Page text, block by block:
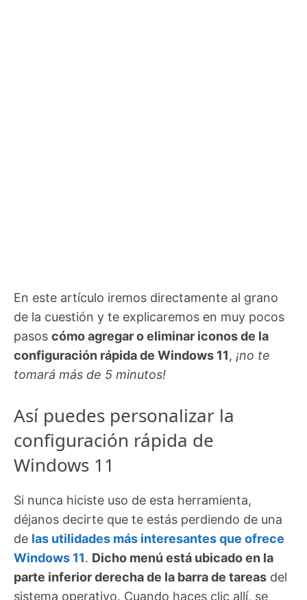
En este artículo iremos directamente al grano
de la cuestión y te explicaremos en muy pocos
pasos cómo agregar o eliminar iconos de la
configuración rápida de Windows 11, ¡no te
tomará más de 5 minutos!
Así puedes personalizar la
configuración rápida de
Windows 11
Si nunca hiciste uso de esta herramienta,
déjanos decirte que te estás perdiendo de una
de las utilidades más interesantes que ofrece
Windows 11. Dicho menú está ubicado en la
parte inferior derecha de la barra de tareas del
sistema operativo. Cuando haces clic allí, se